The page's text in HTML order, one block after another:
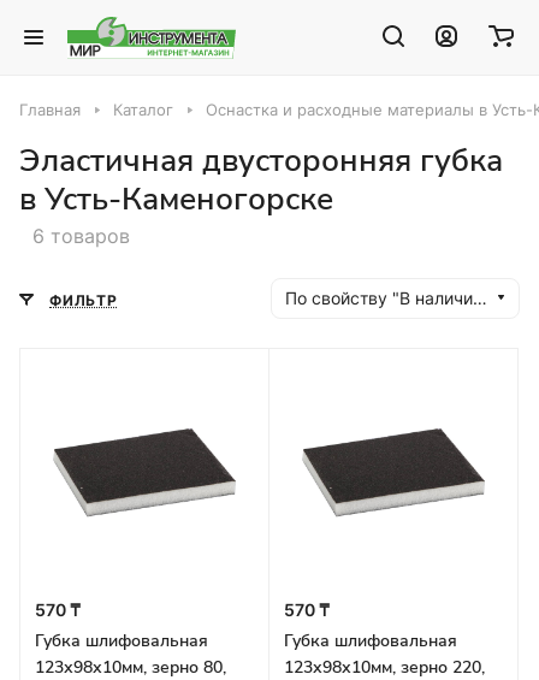
Главная Каталог Оснастка и расходные материалы в Усть-
Эластичная двусторонняя губка
в Усть-Каменогорске
6 товаров
ФИЛЬТР По свойству "В наличии" (убывание)
570 ₸
Губка шлифовальная
123х98х10мм, зерно 80,
570 ₸
Губка шлифовальная
123х98х10мм, зерно 220,